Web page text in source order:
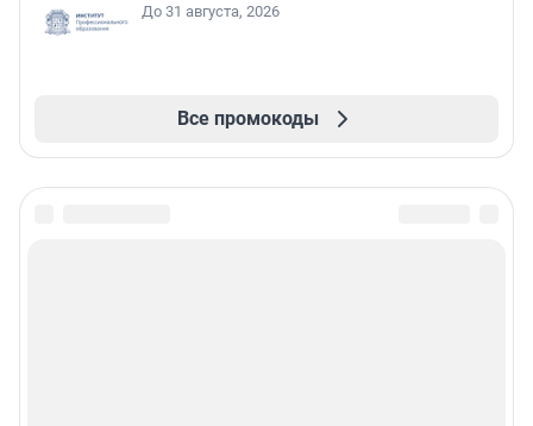
До 31 августа, 2026
Все промокоды